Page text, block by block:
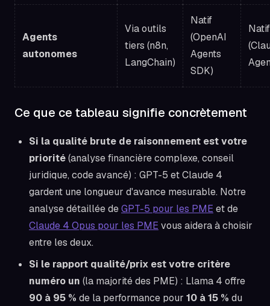
Agents
autonomes
Via outils
tiers (n8n,
LangChain)
Natif
(OpenAI
Agents
SDK)
Natif
Ce que ce tableau signifie concrètement
Si la qualité brute de raisonnement est votre
priorité(analyse financière complexe, conseil
juridique, code avancé) : GPT-5 et Claude 4
gardent une longueur d'avance mesurable. Notre
analyse détaillée deGPT-5 pour les PME et de
Claude 4 Opus pour les PME vous aidera à choisir
entre les deux.
Si le rapport qualité/prix est votre critère
numéro un (la majorité des PME) : Llama 4 offre
90 à 95 % de la performance pour 10 à 15 % du